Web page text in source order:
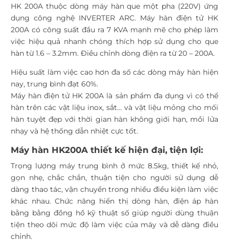
HK 200A thuộc dòng máy hàn que một pha (220V) ứng
dụng công nghệ INVERTER ARC. Máy hàn điện tử HK
200A có công suất đầu ra 7 KVA mạnh mẽ cho phép làm
việc hiệu quả nhanh chóng thích hợp sử dụng cho que
hàn từ 1.6 – 3.2mm. Điều chỉnh dòng điện ra từ 20 – 200A.
Hiệu suất làm việc cao hơn đa số các dòng máy hàn hiện
nay, trung bình đạt 60%.
Máy hàn điện tử HK 200A là sản phẩm đa dụng vì có thể
hàn trên các vật liệu inox, sắt… và vật liệu mỏng cho mối
hàn tuyệt đẹp với thời gian hàn không giới hạn, mồi lửa
nhạy và hệ thống dẫn nhiệt cực tốt.
Máy hàn HK200A thiết kế hiện đại, tiện lợi:
Trọng lượng máy trung bình ở mức 8.5kg, thiết kế nhỏ,
gọn nhẹ, chắc chắn, thuận tiện cho người sử dụng dễ
dàng thao tác, vận chuyển trong nhiều điều kiện làm việc
khác nhau. Chức năng hiển thị dòng hàn, điện áp hàn
bằng bằng đồng hồ kỹ thuật số giúp người dùng thuận
tiện theo dõi mức độ làm việc của máy và dễ dàng điều
chỉnh.